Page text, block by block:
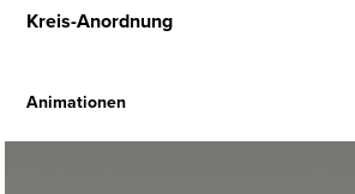
Kreis-Anordnung
Animationen